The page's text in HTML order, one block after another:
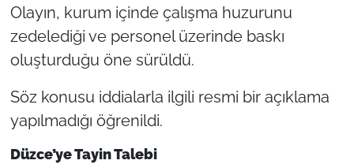
Olayın, kurum içinde çalışma huzurunu
zedelediği ve personel üzerinde baskı
oluşturduğu öne sürüldü.
Söz konusu iddialarla ilgili resmi bir açıklama
yapılmadığı öğrenildi.
Düzce’ye Tayin Talebi